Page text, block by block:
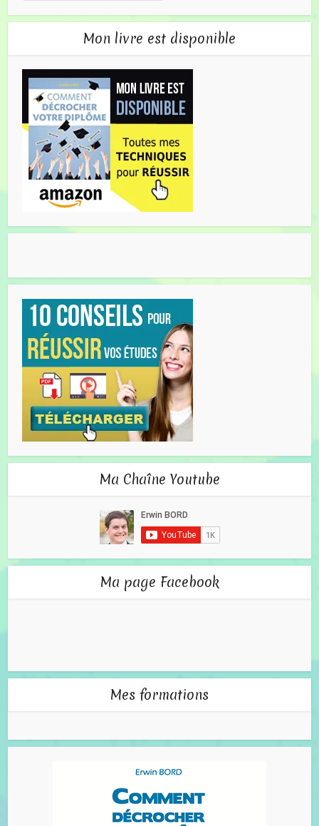
Mon livre est disponible
Ma Chaîne Youtube
Ma page Facebook
Mes formations